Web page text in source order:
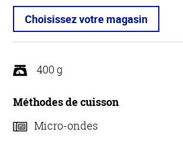
Choisissez votre magasin
400 g
Méthodes de cuisson
Micro-ondes